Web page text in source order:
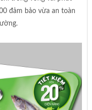
đảm bảo vừa an toàn